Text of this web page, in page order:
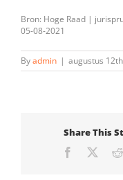
Bron: Hoge Raad |
05-08-2021
Byadmin | augustus
Share This
Facebook